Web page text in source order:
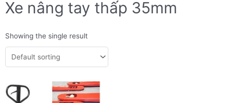
Xe nâng tay thấp 35mm
Showing the single result